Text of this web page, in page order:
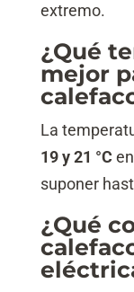
extremo.
¿Qué
mejor
La
19 y 21 °C
suponer
¿Qué